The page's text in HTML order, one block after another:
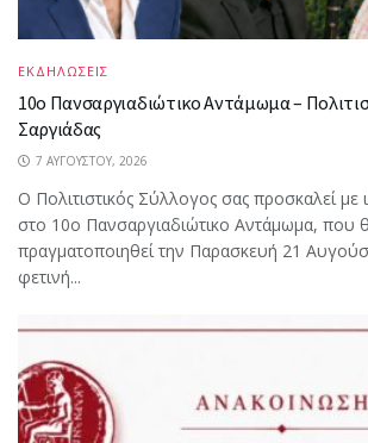
ΕΚΔΗΛΩΣΕΙΣ
10ο Πανσαργιαδιώτικο Αντάμωμα –
Σαργιάδας
7 ΑΥΓΟΎΣΤΟΥ, 2026
Ο Πολιτιστικός Σύλλογος σας προσκαλεί με
στο 10ο Πανσαργιαδιώτικο Αντάμωμα, που
πραγματοποιηθεί την Παρασκευή 21
φετινή...